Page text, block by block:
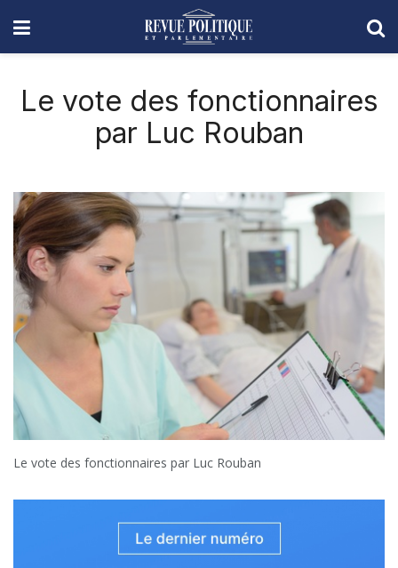
Le vote des fonctionnaires
par Luc Rouban
Le vote des fonctionnaires par Luc Rouban